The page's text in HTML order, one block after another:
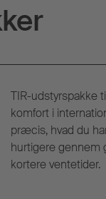
TIR-udstyrspakke
komfort i
præcis, hvad du
hurtigere
kortere ventetider.